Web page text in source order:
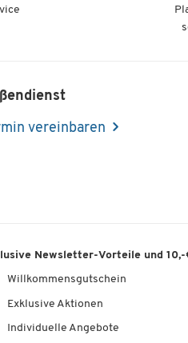
vereinbaren
Newsletter-Vorteile und
Willkommensgutschein
Exklusive Aktionen
Individuelle Angebote